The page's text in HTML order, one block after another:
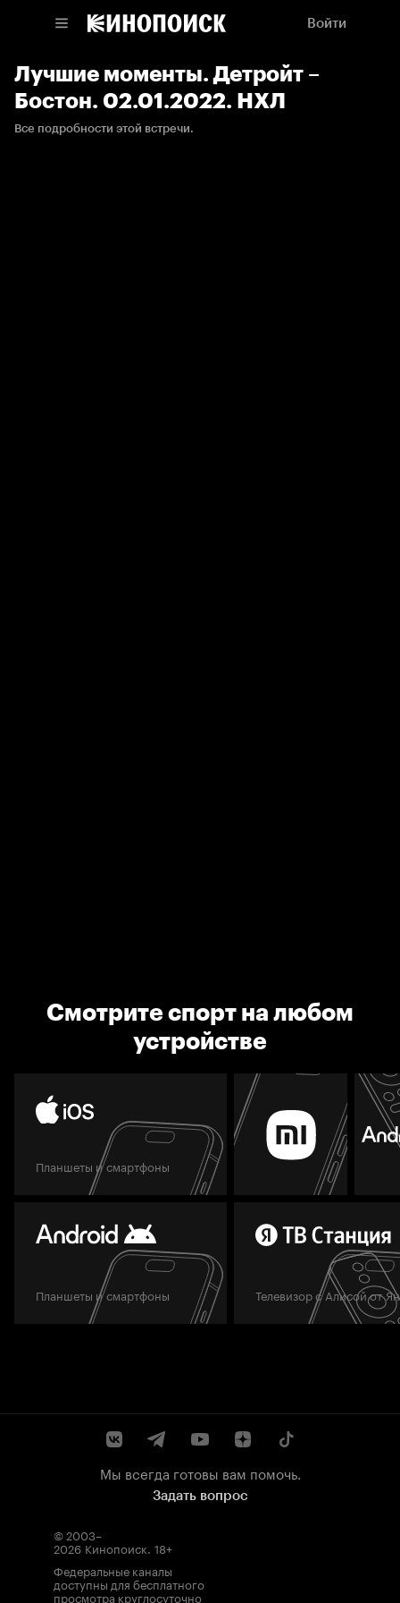
Войти
Лучшие моменты. Детройт –
Бостон. 02.01.2022. НХЛ
Все подробности этой встречи.
Смотрите спорт на любом
устройстве
Планшеты и смартфоны
Планшеты и смартфоны Телевизор с Алисой от
Мы всегда готовы вам помочь.
Задать вопрос
© 2003–
2026 Кинопоиск. 18+
Федеральные каналы
доступны для бесплатного
просмотра круглосуточно